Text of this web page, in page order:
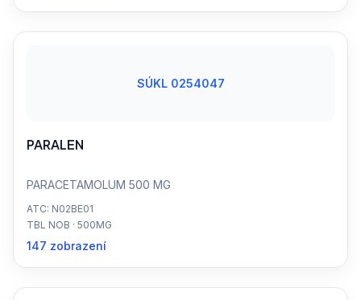
SÚKL 0254047
PARALEN
PARACETAMOLUM 500 MG
ATC: N02BE01
TBL NOB · 500MG
147 zobrazení